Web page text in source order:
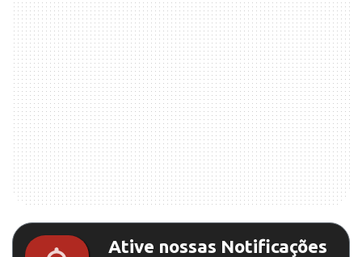
Ative nossas Notificações